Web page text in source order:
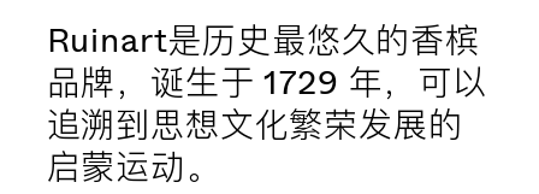
Ruinart是历史最悠久的香槟
品牌，诞生于 1729 年，可以
追溯到思想文化繁荣发展的
启蒙运动。